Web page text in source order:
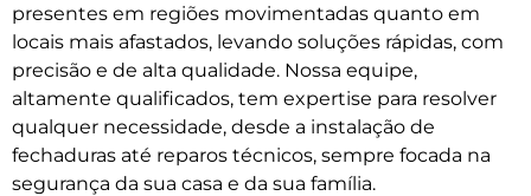
presentes em regiões movimentadas quanto em
locais mais afastados, levando soluções rápidas, com
precisão e de alta qualidade. Nossa equipe,
altamente qualificados, tem expertise para resolver
qualquer necessidade, desde a instalação de
fechaduras até reparos técnicos, sempre focada na
segurança da sua casa e da sua família.